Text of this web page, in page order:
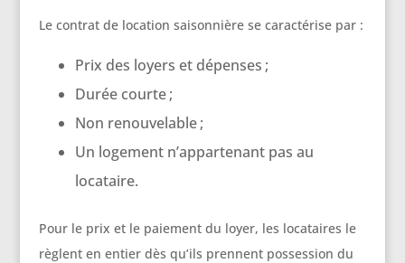
Le contrat de location saisonnière se caractérise par :
Prix des loyers et dépenses ;
Durée courte ;
Non renouvelable ;
Un logement n’appartenant pas au
locataire.
Pour le prix et le paiement du loyer, les locataires le
règlent en entier dès qu’ils prennent possession du